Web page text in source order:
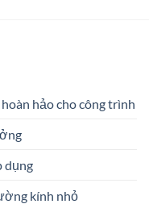
hảo cho công trình
dụng
kính nhỏ